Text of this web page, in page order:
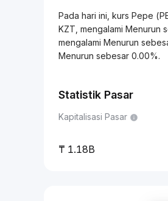
Pada hari ini, kurs Pepe
KZT, mengalami Menurun
mengalami Menurun
Menurun sebesar 0.00%.
Statistik Pasar
Kapitalisasi Pasar
1.18B